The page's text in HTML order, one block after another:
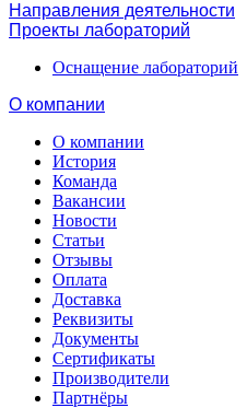
Направления деятельности
Проекты лабораторий
Оснащение лабораторий
О компании
О компании
История
Команда
Вакансии
Новости
Статьи
Отзывы
Оплата
Доставка
Реквизиты
Документы
Сертификаты
Производители
Партнёры